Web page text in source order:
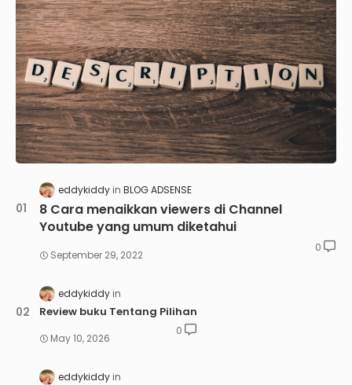
eddykiddy BLOG ADSENSE
8 Cara menaikkan viewers di Channel
Youtube yang umum diketahui
September 29, 2022
0
eddykiddy
Review buku Tentang Pilihan
May 10, 2026
0
eddykiddy